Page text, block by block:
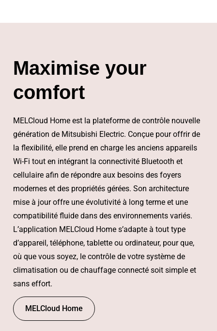
Maximise your
comfort
MELCloud Home est la plateforme de contrôle nouvelle
génération de Mitsubishi Electric. Conçue pour offrir de
la flexibilité, elle prend en charge les anciens appareils
Wi-Fi tout en intégrant la connectivité Bluetooth et
cellulaire afin de répondre aux besoins des foyers
modernes et des propriétés gérées. Son architecture
mise à jour offre une évolutivité à long terme et une
compatibilité fluide dans des environnements variés.
L’application MELCloud Home s’adapte à tout type
d’appareil, téléphone, tablette ou ordinateur, pour que,
où que vous soyez, le contrôle de votre système de
climatisation ou de chauffage connecté soit simple et
sans effort.
MELCloud Home